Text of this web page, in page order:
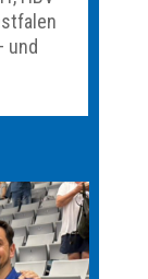
und